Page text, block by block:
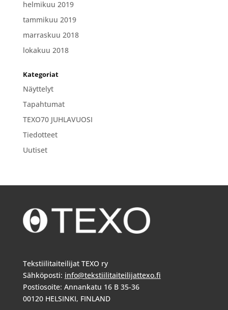
helmikuu 2019
tammikuu 2019
marraskuu 2018
lokakuu 2018
Kategoriat
Näyttelyt
Tapahtumat
TEXO70 JUHLAVUOSI
Tiedotteet
Uutiset
Tekstiilitaiteilijat TEXO ry
Sähköposti: info@tekstiilitaiteilijattexo.fi
Postiosoite: Annankatu 16 B 35-36
00120 HELSINKI, FINLAND